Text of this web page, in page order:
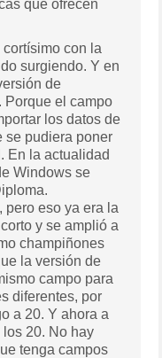
que ofrecen
con la
surgiendo. Y en
de
Porque el campo
los datos de
se pudiera poner
En la actualidad
Windows se
pero eso ya era la
y se amplió a
champiñones
la versión de
campo para
diferentes, por
a 20. Y ahora a
20. No hay
tenga campos